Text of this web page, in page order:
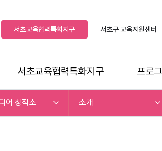
서초교육협력특화지구 서초구교육지원센터
서초교육협력특화지구 프로
어 창작소 소개